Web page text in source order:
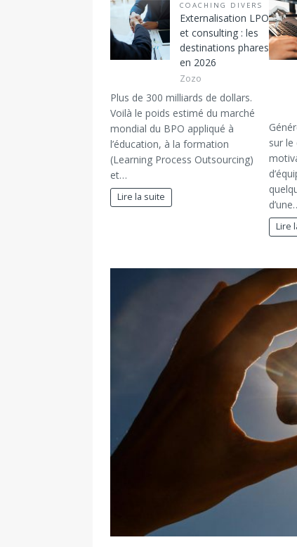
COACHING DIVERS
Externalisation LPO
et consulting : les
destinations phares
en 2026
Zozo
Plus de 300 milliards de dollars.
Voilà le poids estimé du marché
mondial du BPO appliqué à
l’éducation, à la formation
(Learning Process Outsourcing)
et…
Lire la suite
sur le
Lire